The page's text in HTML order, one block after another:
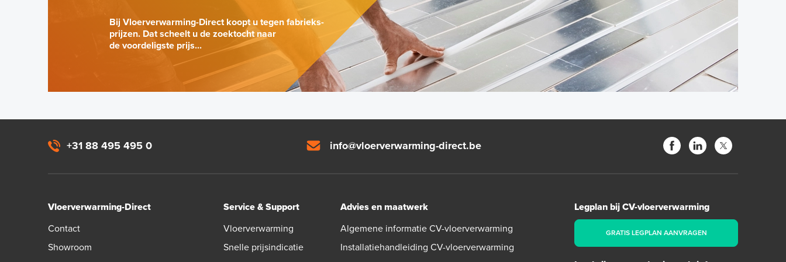
Bij Vloerverwarming-Direct koopt u tegen fabrieks-
prijzen. Dat scheelt u de zoektocht naar
de voordeligste prijs...
+31 88 495 495 0 info@vloerverwarming-direct.be
Vloerverwarming-Direct
Contact
Showroom
Service & Support
Vloerverwarming
Snelle prijsindicatie
Advies en maatwerk
Algemene informatie CV-vloerverwarming
Installatiehandleiding CV-vloerverwarming
Legplan bij CV-vloerverwarming
GRATIS LEGPLAN AANVRAGEN